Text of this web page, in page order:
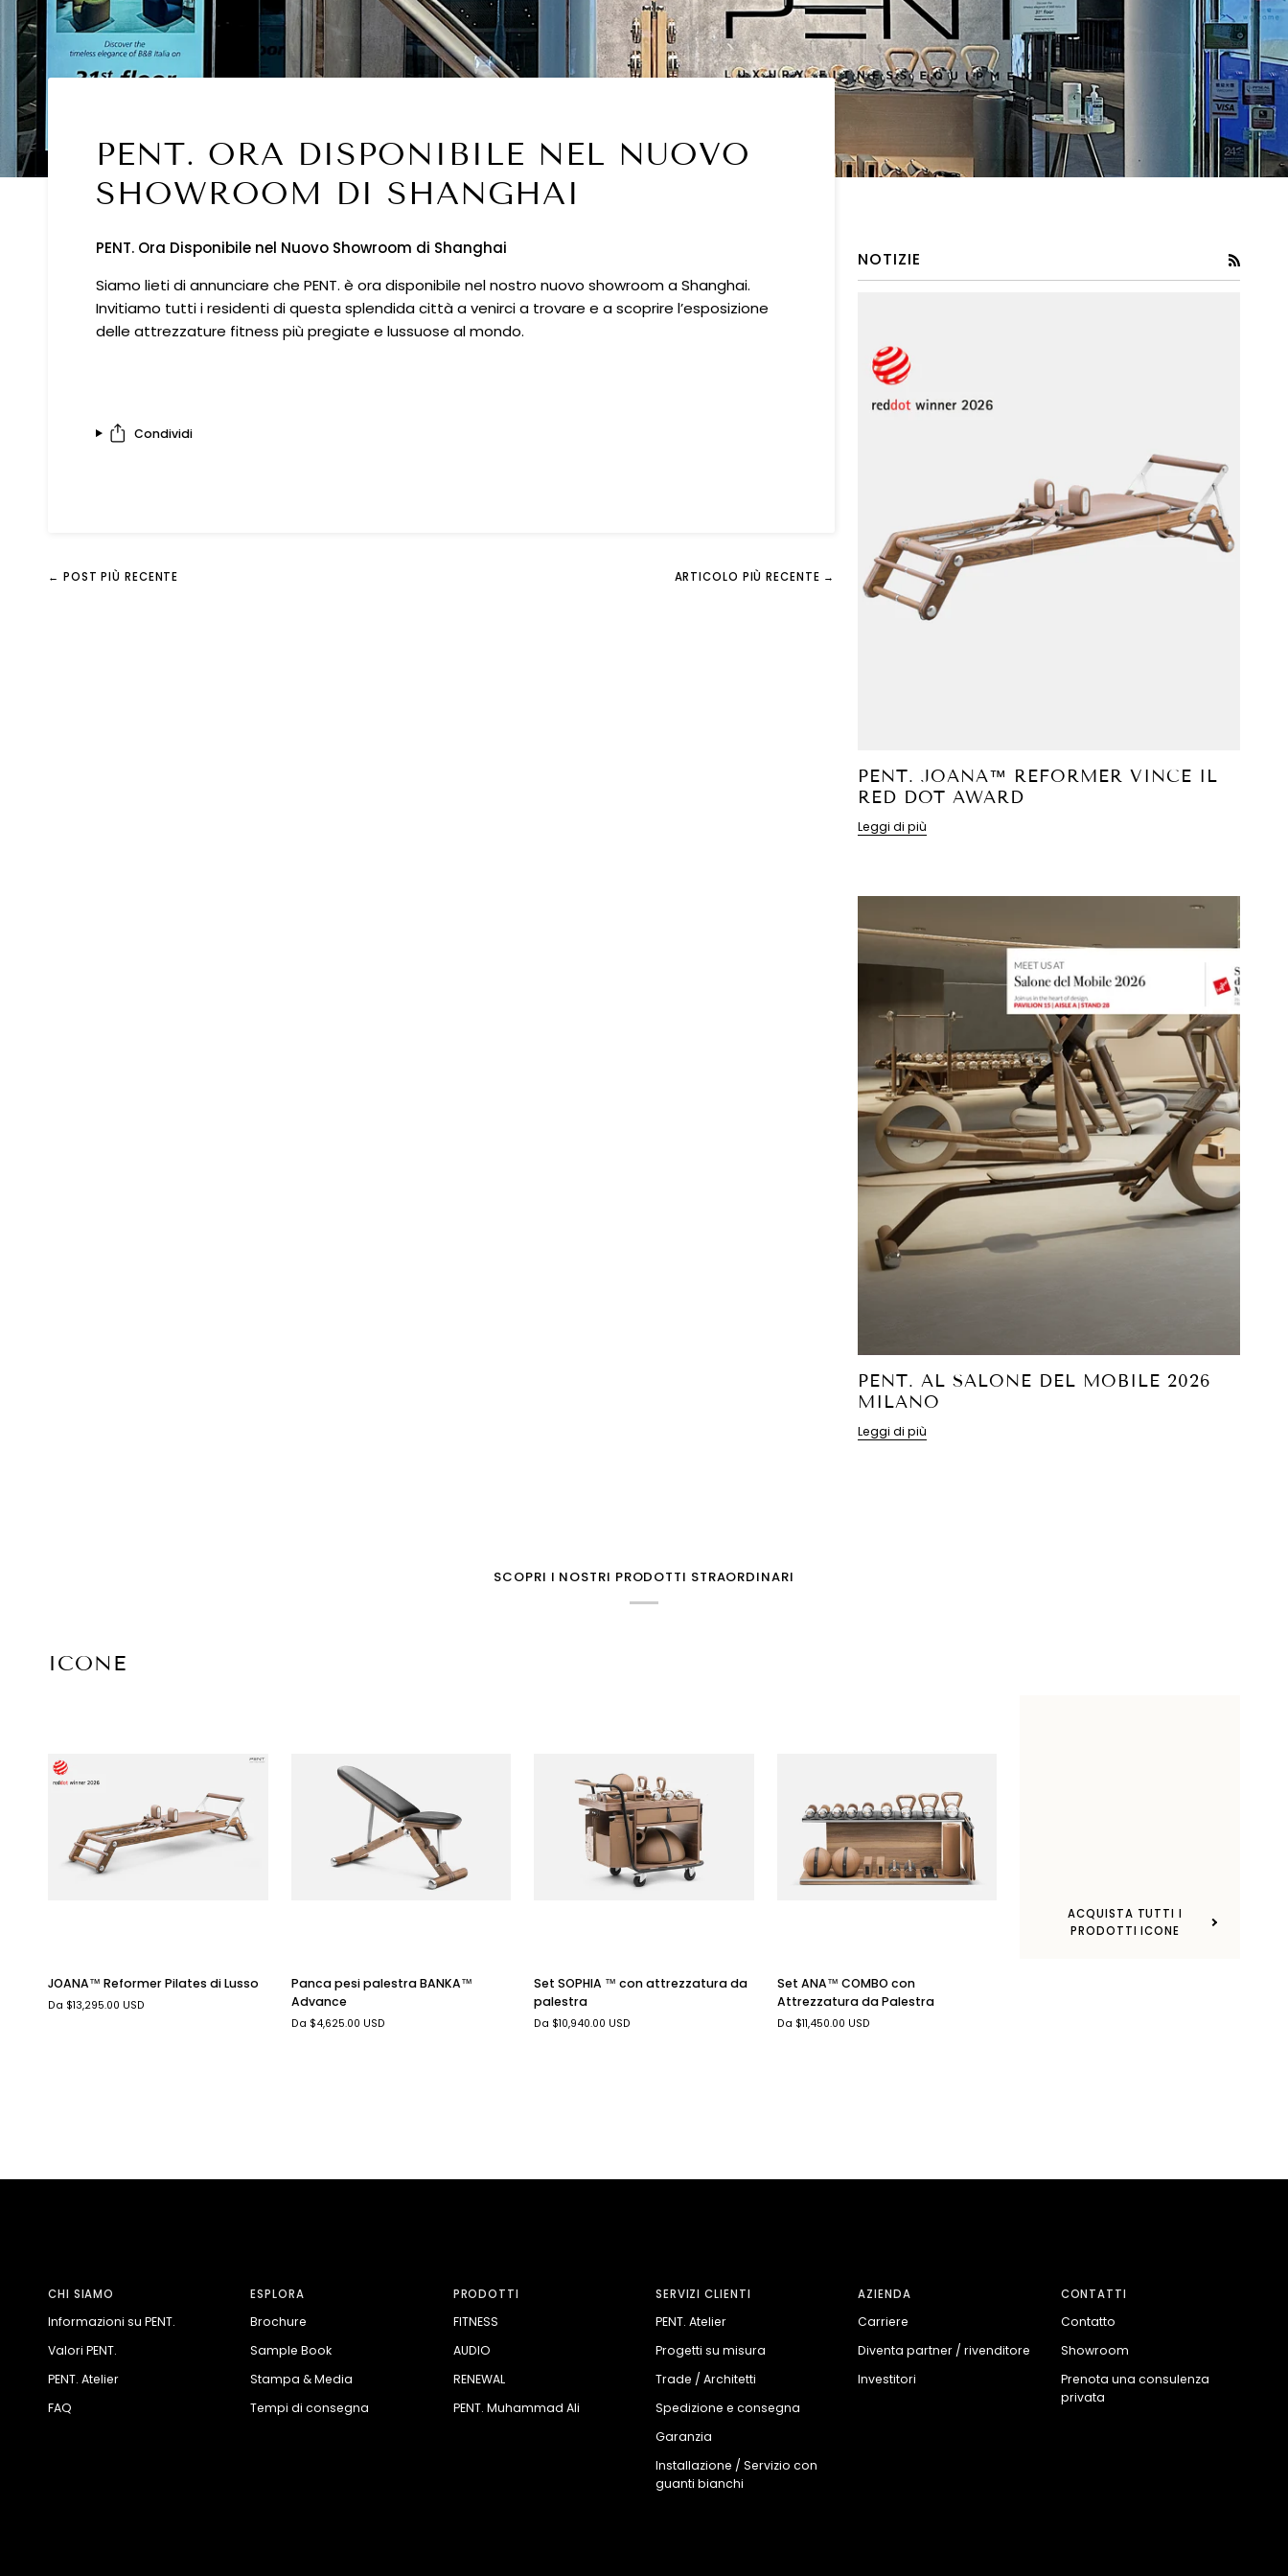
PENT. ORA DISPONIBILE NEL NUOVO
SHOWROOM DI SHANGHAI
PENT. Ora Disponibile nel Nuovo Showroom di Shanghai
Siamo lieti di annunciare che PENT. è ora disponibile nel nostro nuovo showroom a Shanghai.
Invitiamo tutti i residenti di questa splendida città a venirci a trovare e a scoprire l’esposizione
delle attrezzature fitness più pregiate e lussuose al mondo.
Condividi
← POST PIÙ RECENTE ARTICOLO PIÙ RECENTE →
NOTIZIE RSS
PENT. JOANA™ REFORMER VINCE IL
RED DOT AWARD
Leggi di più
PENT. AL SALONE DEL MOBILE 2026
MILANO
Leggi di più
SCOPRI I NOSTRI PRODOTTI STRAORDINARI
ICONE
Reformer
Pilates
JOANA™ Reformer Pilates di Lusso
Da $13,295.00 USD
pesi
palestra
BANKA™
Panca pesi palestra BANKA™
Advance
Da $4,625.00 USD
SOPHIA
™
con
Set SOPHIA ™ con attrezzatura da
palestra
Da $10,940.00 USD
ANA™
COMBO
con
Set ANA™ COMBO con
Attrezzatura da Palestra
Da $11,450.00 USD
ACQUISTA TUTTI I
PRODOTTI ICONE
CHI SIAMO
Informazioni su PENT.
Valori PENT.
PENT. Atelier
FAQ
ESPLORA
Brochure
Sample Book
Stampa & Media
Tempi di consegna
PRODOTTI
FITNESS
AUDIO
RENEWAL
PENT. Muhammad Ali
SERVIZI CLIENTI
PENT. Atelier
Progetti su misura
Trade / Architetti
Spedizione e consegna
Garanzia
Installazione / Servizio con
guanti bianchi
AZIENDA
Carriere
Diventa partner / rivenditore
Investitori
CONTATTI
Contatto
Showroom
Prenota una consulenza
privata